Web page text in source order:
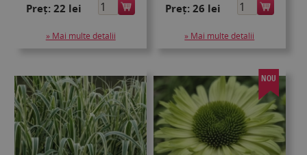
Preț:22 lei
» Mai multe detalii
Preț: 26 lei
» Mai multe detalii
NOU